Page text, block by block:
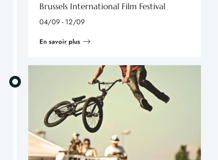
Brussels International Film Festival
04/09 - 12/09
En savoir plus